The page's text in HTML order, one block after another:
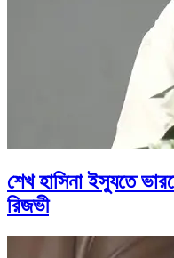
শেখ হাসিনা ইস্যুতে
রিজভী